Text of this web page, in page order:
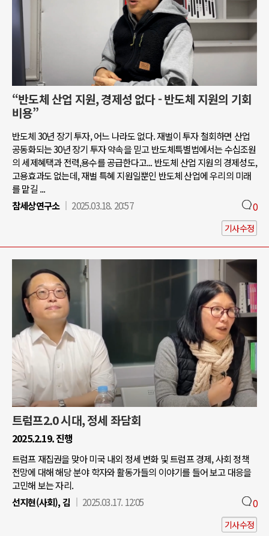
“반도체 산업 지원, 경제성 없다 - 반도체 지원의 기회
비용”
반도체 30년 장기 투자, 어느 나라도 없다. 재벌이 투자 철회하면 산업
공동화되는 30년 장기 투자 약속을 믿고 반도체특별법에서는 수십조원
의 세제혜택과 전력,용수를 공급한다고... 반도체 산업 지원의 경제성도,
고용효과도 없는데, 재벌 특혜 지원일뿐인 반도체 산업에 우리의 미래
를 맡길 ...
참세상연구소
2025.03.18. 20:57 0
기사수정
트럼프2.0 시대, 정세 좌담회
2025.2.19. 진행
트럼프 재집권을 맞아 미국 내외 정세 변화 및 트럼프 경제, 사회 정책
전망에 대해 해당 분야 학자와 활동가들의 이야기를 들어 보고 대응을
고민해 보는 자리.
선지현(사회), 김
2025.03.17. 12:05 0
기사수정